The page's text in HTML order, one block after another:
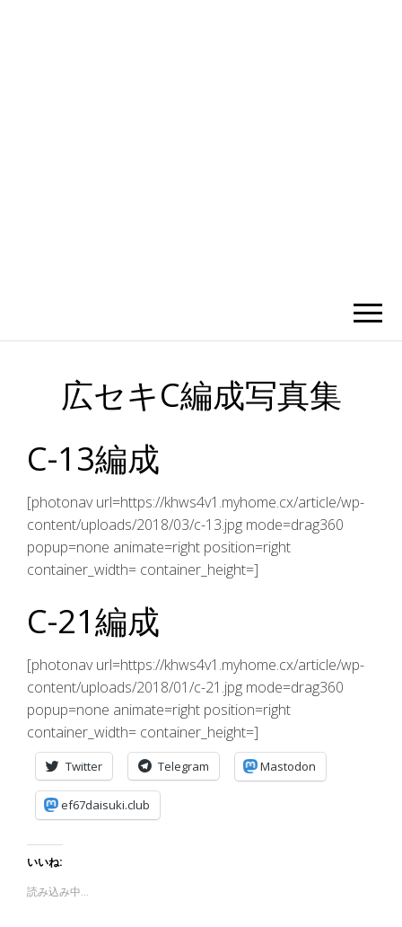
広セキC編成写真集
C-13編成
[photonav url=https://khws4v1.myhome.cx/article/wp-
content/uploads/2018/03/c-13.jpg mode=drag360
popup=none animate=right position=right
container_width= container_height=]
C-21編成
[photonav url=https://khws4v1.myhome.cx/article/wp-
content/uploads/2018/01/c-21.jpg mode=drag360
popup=none animate=right position=right
container_width= container_height=]
Twitter Telegram Mastodon
ef67daisuki.club
いいね:
読み込み中…